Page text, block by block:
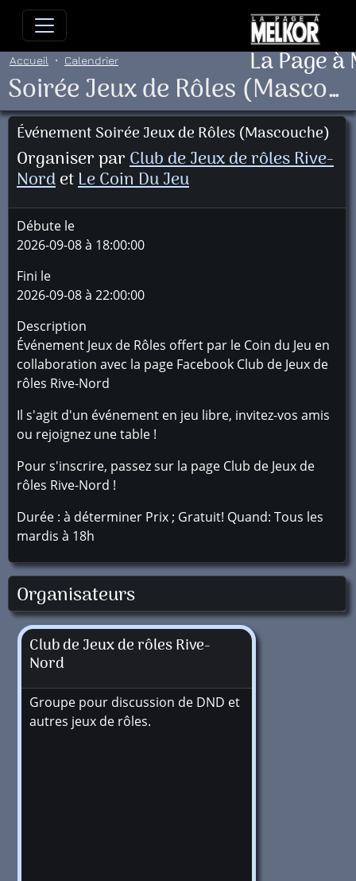
Allez directement au contenu
La Page
Accueil Calendrier
Soirée Jeux de Rôles (Mascouche)
Événement Soirée Jeux de Rôles (Mascouche)
Organiser parClub de Jeux de rôles Rive-
NordetLe Coin Du Jeu
Débute le
2026-09-08 à 18:00:00
Fini le
2026-09-08 à 22:00:00
Description
Événement Jeux de Rôles offert par le Coin du Jeu en
collaboration avec la page Facebook Club de Jeux de
rôles Rive-Nord
Il s'agit d'un événement en jeu libre, invitez-vos amis
ou rejoignez une table !
Pour s'inscrire, passez sur la page Club de Jeux de
rôles Rive-Nord !
Durée : à déterminer Prix ; Gratuit! Quand: Tous les
mardis à 18h
Organisateurs
Club de Jeux de rôles Rive-
Nord
Groupe pour discussion de DND et
autres jeux de rôles.